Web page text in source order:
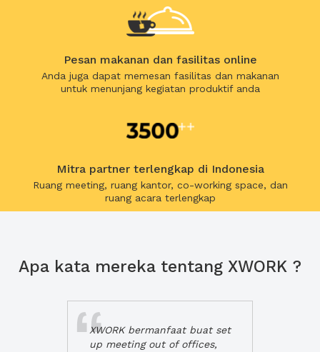
Pesan makanan dan fasilitas online
Anda juga dapat memesan fasilitas dan makanan
untuk menunjang kegiatan produktif anda
Mitra partner terlengkap di Indonesia
Ruang meeting, ruang kantor, co-working space, dan
ruang acara terlengkap
Apa kata mereka tentang XWORK ?
XWORK bermanfaat buat set
up meeting out of offices,